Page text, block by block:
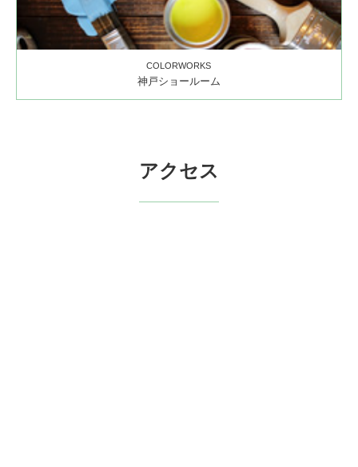
COLORWORKS
神戸ショールーム
アクセス